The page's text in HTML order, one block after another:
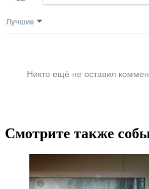
Лучшие
Никто ещё не оставил
Смотрите также